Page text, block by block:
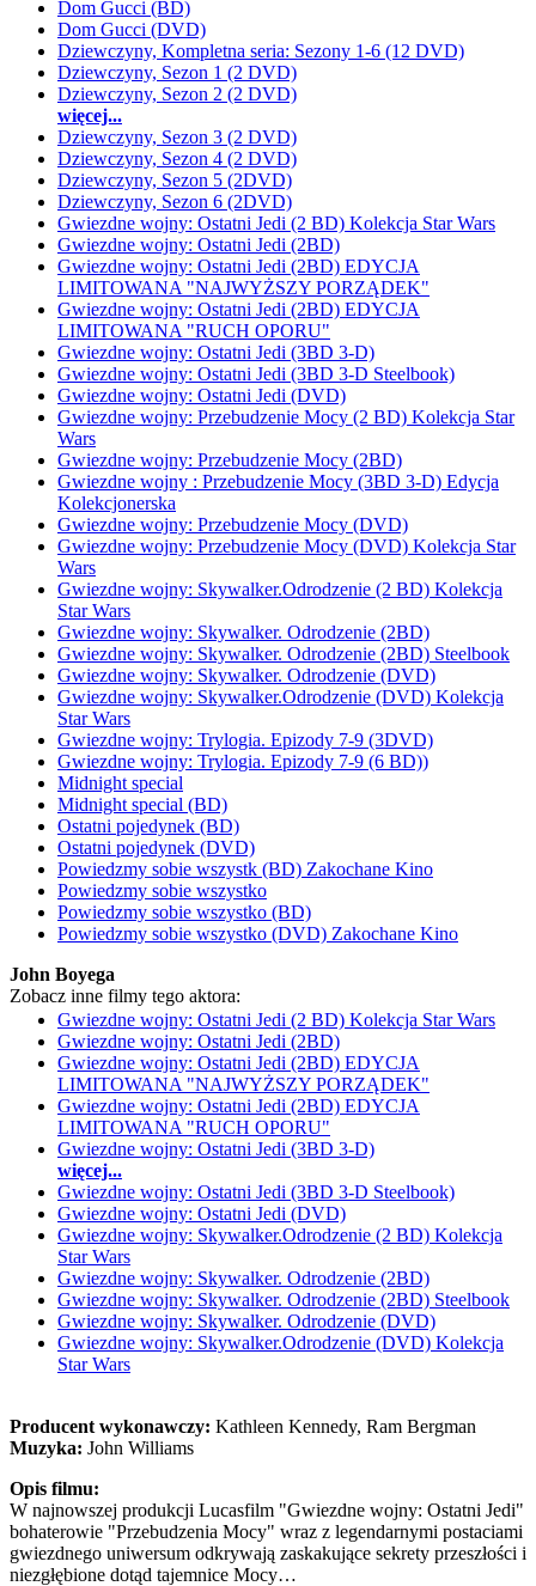
Dom Gucci (BD)
Dom Gucci (DVD)
Dziewczyny, Kompletna seria: Sezony 1-6 (12 DVD)
Dziewczyny, Sezon 1 (2 DVD)
Dziewczyny, Sezon 2 (2 DVD)
więcej...
Dziewczyny, Sezon 3 (2 DVD)
Dziewczyny, Sezon 4 (2 DVD)
Dziewczyny, Sezon 5 (2DVD)
Dziewczyny, Sezon 6 (2DVD)
Gwiezdne wojny: Ostatni Jedi (2 BD) Kolekcja Star Wars
Gwiezdne wojny: Ostatni Jedi (2BD)
Gwiezdne wojny: Ostatni Jedi (2BD) EDYCJA
LIMITOWANA "NAJWYŻSZY PORZĄDEK"
Gwiezdne wojny: Ostatni Jedi (2BD) EDYCJA
LIMITOWANA "RUCH OPORU"
Gwiezdne wojny: Ostatni Jedi (3BD 3-D)
Gwiezdne wojny: Ostatni Jedi (3BD 3-D Steelbook)
Gwiezdne wojny: Ostatni Jedi (DVD)
Gwiezdne wojny: Przebudzenie Mocy (2 BD) Kolekcja Star
Wars
Gwiezdne wojny: Przebudzenie Mocy (2BD)
Gwiezdne wojny : Przebudzenie Mocy (3BD 3-D) Edycja
Kolekcjonerska
Gwiezdne wojny: Przebudzenie Mocy (DVD)
Gwiezdne wojny: Przebudzenie Mocy (DVD) Kolekcja Star
Wars
Gwiezdne wojny: Skywalker.Odrodzenie (2 BD) Kolekcja
Star Wars
Gwiezdne wojny: Skywalker. Odrodzenie (2BD)
Gwiezdne wojny: Skywalker. Odrodzenie (2BD) Steelbook
Gwiezdne wojny: Skywalker. Odrodzenie (DVD)
Gwiezdne wojny: Skywalker.Odrodzenie (DVD) Kolekcja
Star Wars
Gwiezdne wojny: Trylogia. Epizody 7-9 (3DVD)
Gwiezdne wojny: Trylogia. Epizody 7-9 (6 BD))
Midnight special
Midnight special (BD)
Ostatni pojedynek (BD)
Ostatni pojedynek (DVD)
Powiedzmy sobie wszystk (BD) Zakochane Kino
Powiedzmy sobie wszystko
Powiedzmy sobie wszystko (BD)
Powiedzmy sobie wszystko (DVD) Zakochane Kino
John Boyega
Zobacz inne filmy tego aktora:
Gwiezdne wojny: Ostatni Jedi (2 BD) Kolekcja Star Wars
Gwiezdne wojny: Ostatni Jedi (2BD)
Gwiezdne wojny: Ostatni Jedi (2BD) EDYCJA
LIMITOWANA "NAJWYŻSZY PORZĄDEK"
Gwiezdne wojny: Ostatni Jedi (2BD) EDYCJA
LIMITOWANA "RUCH OPORU"
Gwiezdne wojny: Ostatni Jedi (3BD 3-D)
więcej...
Gwiezdne wojny: Ostatni Jedi (3BD 3-D Steelbook)
Gwiezdne wojny: Ostatni Jedi (DVD)
Gwiezdne wojny: Skywalker.Odrodzenie (2 BD) Kolekcja
Star Wars
Gwiezdne wojny: Skywalker. Odrodzenie (2BD)
Gwiezdne wojny: Skywalker. Odrodzenie (2BD) Steelbook
Gwiezdne wojny: Skywalker. Odrodzenie (DVD)
Gwiezdne wojny: Skywalker.Odrodzenie (DVD) Kolekcja
Star Wars
Producent wykonawczy: Kathleen Kennedy, Ram Bergman
Muzyka: John Williams
Opis filmu:
W najnowszej produkcji Lucasfilm "Gwiezdne wojny: Ostatni Jedi"
bohaterowie "Przebudzenia Mocy" wraz z legendarnymi postaciami
gwiezdnego uniwersum odkrywają zaskakujące sekrety przeszłości i
niezgłębione dotąd tajemnice Mocy…